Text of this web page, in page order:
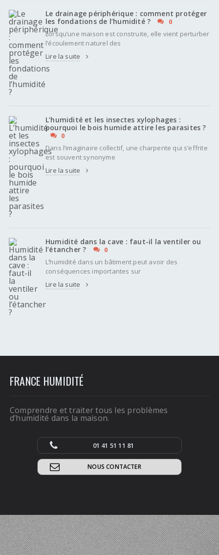
Le drainage périphérique : comment protéger
les fondations de l’humidité ?
0
Lorsqu’une maison est construite, elle vient perturber
l’écoulement naturel des
Lire la suite
L’humidité et les insectes xylophages :
pourquoi le bois humide attire les parasites ?
0
Dans l’imaginaire collectif, une charpente qui s’effrite
est souvent synonyme
Lire la suite
Humidité dans la cave : faut-il la ventiler ou
l’étancher ?
0
L’humidité dans un bâtiment peut avoir des
conséquences importantes sur
Lire la suite
FRANCE HUMIDITÉ
Comprendre et traiter tous les problèmes
d’humidité dans la maison.
01 41 51 11 81
NOUS CONTACTER